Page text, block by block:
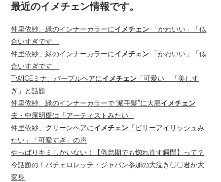
最近のイメチェン情報です。
仲里依紗、緑のインナーカラーにイメチェン 「かわいい」「似
合いすぎです」
仲里依紗、緑のインナーカラーにイメチェン 「かわいい」「似
合いすぎです」
TWICEミナ、パープルヘアにイメチェン 「可愛い」「美しす
ぎ」と話題
仲里依紗、緑のインナーカラーで“派手髪”に大胆イメチェン
夫・中尾明慶は「アーティストみたい …
仲里依紗、グリーンヘアにイメチェン 「ビリーアイリッシュみ
たい」「可愛すぎ」の声
やっぱりキミしかいない！【倦怠期でも惚れ直す瞬間】って？
今話題の！バチェロレッテ・ジャパン参加の大泣き〇〇君が大
変身